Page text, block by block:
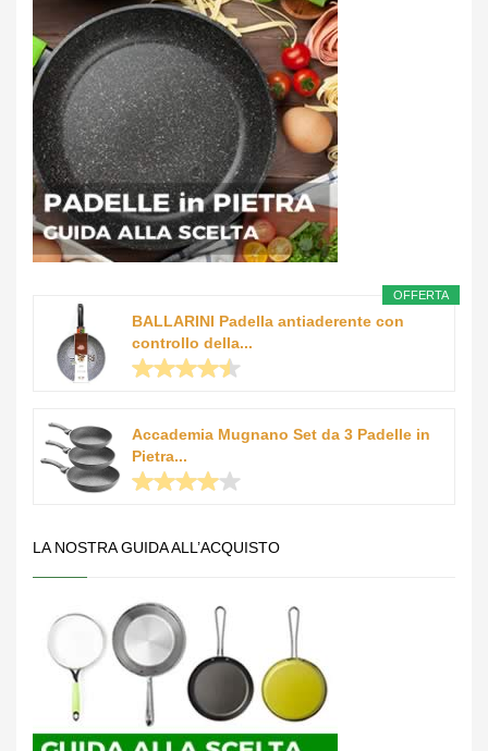
OFFERTA
BALLARINI Padella antiaderente con
controllo della...
Accademia Mugnano Set da 3 Padelle in
Pietra...
LA NOSTRA GUIDA ALL’ACQUISTO